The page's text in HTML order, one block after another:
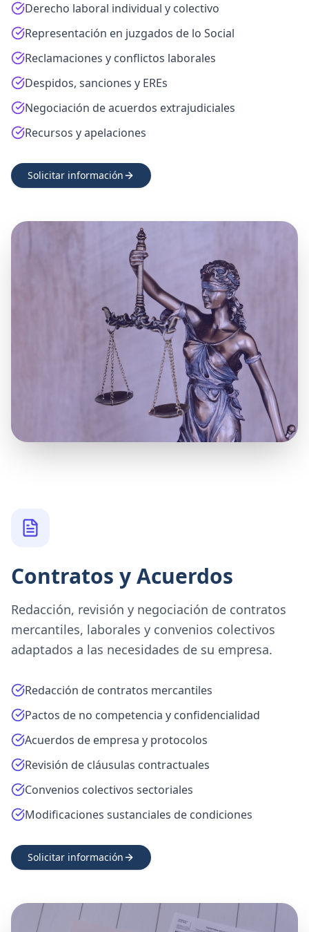
Derecho laboral individual y colectivo
Representación en juzgados de lo Social
Reclamaciones y conflictos laborales
Despidos, sanciones y EREs
Negociación de acuerdos extrajudiciales
Recursos y apelaciones
Solicitar información
Contratos y Acuerdos
Redacción, revisión y negociación de contratos
mercantiles, laborales y convenios colectivos
adaptados a las necesidades de su empresa.
Redacción de contratos mercantiles
Pactos de no competencia y confidencialidad
Acuerdos de empresa y protocolos
Revisión de cláusulas contractuales
Convenios colectivos sectoriales
Modificaciones sustanciales de condiciones
Solicitar información